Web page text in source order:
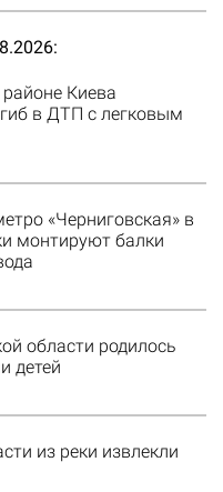
Киева
в ДТП с легковым
«Черниговская» в
монтируют балки
области родилось
детей
из реки извлекли